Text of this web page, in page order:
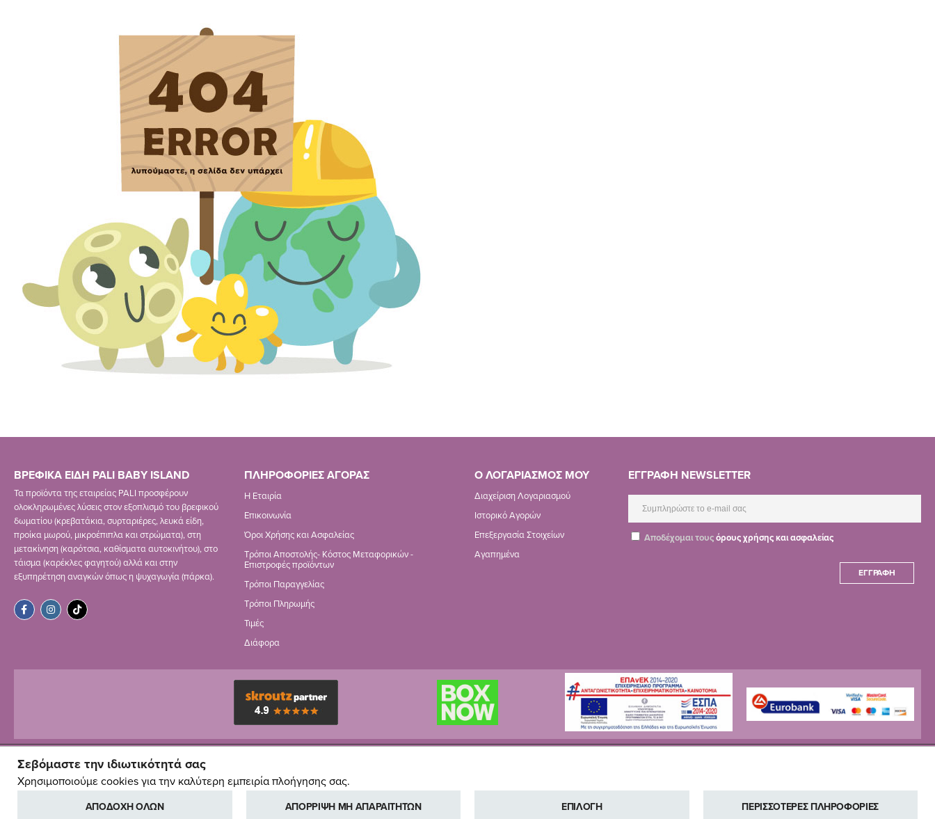
ΒΡΕΦΙΚΑ ΕΙΔΗ PALI BABY ISLAND
Τα προϊόντα της εταιρείας PALI προσφέρουν
ολοκληρωμένες λύσεις στον εξοπλισμό του βρεφικού
δωματίου (κρεβατάκια, συρταριέρες, λευκά είδη,
προίκα μωρού, μικροέπιπλα και στρώματα), στη
μετακίνηση (καρότσια, καθίσματα αυτοκινήτου), στο
τάισμα (καρέκλες φαγητού) αλλά και στην
εξυπηρέτηση αναγκών όπως η ψυχαγωγία (πάρκα).
ΠΛΗΡΟΦΟΡΙΕΣ ΑΓΟΡΑΣ
Η Εταιρία
Επικοινωνία
Όροι Χρήσης και Ασφαλείας
Τρόποι Αποστολής- Κόστος Μεταφορικών -
Επιστροφές προϊόντων
Τρόποι Παραγγελίας
Τρόποι Πληρωμής
Τιμές
Διάφορα
Ο ΛΟΓΑΡΙΑΣΜΟΣ ΜΟΥ
Διαχείριση Λογαριασμού
Ιστορικό Αγορών
Επεξεργασία Στοιχείων
Αγαπημένα
ΕΓΓΡΑΦΗ NEWSLETTER
Αποδέχομαι τουςόρους χρήσης και ασφαλείας
ΕΓΓΡΑΦΉ
Σεβόμαστε την ιδιωτικότητά σας
Χρησιμοποιούμε cookies για την καλύτερη εμπειρία πλοήγησης σας.
ΑΠΟΔΟΧΗ ΟΛΩΝ ΑΠΟΡΡΙΨΗ ΜΗ ΑΠΑΡΑΙΤΗΤΩΝ ΕΠΙΛΟΓΗ ΠΕΡΙΣΣΟΤΕΡΕΣ ΠΛΗΡΟΦΟΡΙΕΣ